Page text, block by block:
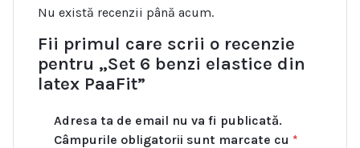
Nu există recenzii până acum.
Fii primul care scrii o recenzie
pentru „Set 6 benzi elastice din
latex PaaFit”
Adresa ta de email nu va fi publicată.
Câmpurile obligatorii sunt marcate cu *